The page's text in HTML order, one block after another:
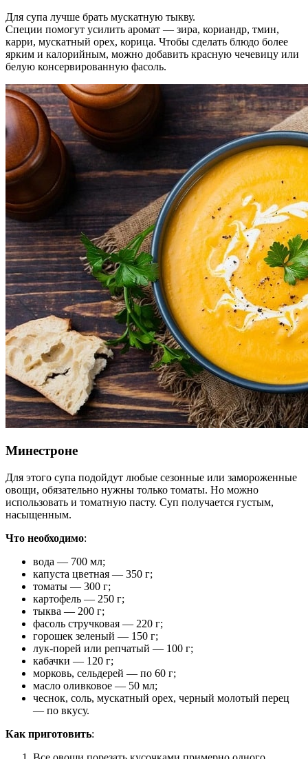
Для супа лучше брать мускатную тыкву.
Специи помогут усилить аромат — зира, кориандр, тмин,
карри, мускатный орех, корица. Чтобы сделать блюдо более
ярким и калорийным, можно добавить красную чечевицу или
белую консервированную фасоль.
Минестроне
Для этого супа подойдут любые сезонные или замороженные
овощи, обязательно нужны только томаты. Но можно
использовать и томатную пасту. Суп получается густым,
насыщенным.
Что необходимо:
вода — 700 мл;
капуста цветная — 350 г;
томаты — 300 г;
картофель — 250 г;
тыква — 200 г;
фасоль стручковая — 220 г;
горошек зеленый — 150 г;
лук-порей или репчатый — 100 г;
кабачки — 120 г;
морковь, сельдерей — по 60 г;
масло оливковое — 50 мл;
чеснок, соль, мускатный орех, черный молотый перец
— по вкусу.
Как приготовить: